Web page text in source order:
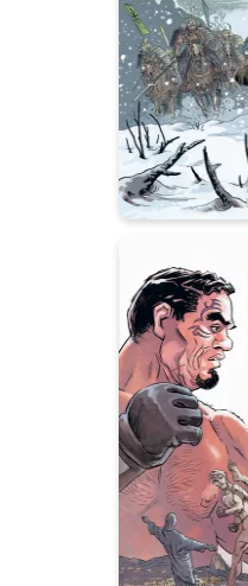
À
23/02/2022
Plus féroce